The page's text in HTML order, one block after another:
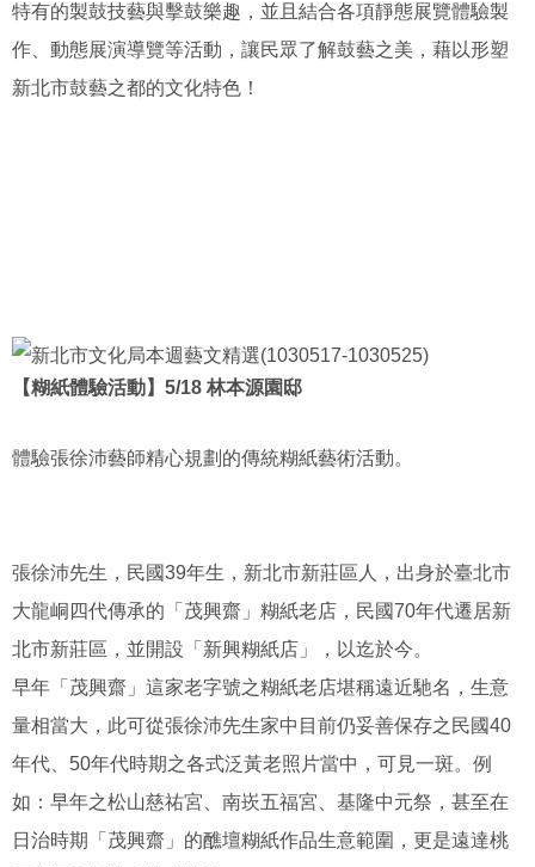
特有的製鼓技藝與擊鼓樂趣，並且結合各項靜態展覽體驗製
作、動態展演導覽等活動，讓民眾了解鼓藝之美，藉以形塑
新北市鼓藝之都的文化特色！
【糊紙體驗活動】5/18 林本源園邸
體驗張徐沛藝師精心規劃的傳統糊紙藝術活動。
張徐沛先生，民國39年生，新北市新莊區人，出身於臺北市
大龍峒四代傳承的「茂興齋」糊紙老店，民國70年代遷居新
北市新莊區，並開設「新興糊紙店」，以迄於今。
早年「茂興齋」這家老字號之糊紙老店堪稱遠近馳名，生意
量相當大，此可從張徐沛先生家中目前仍妥善保存之民國40
年代、50年代時期之各式泛黃老照片當中，可見一斑。例
如：早年之松山慈祐宮、南崁五福宮、基隆中元祭，甚至在
日治時期「茂興齋」的醮壇糊紙作品生意範圍，更是遠達桃